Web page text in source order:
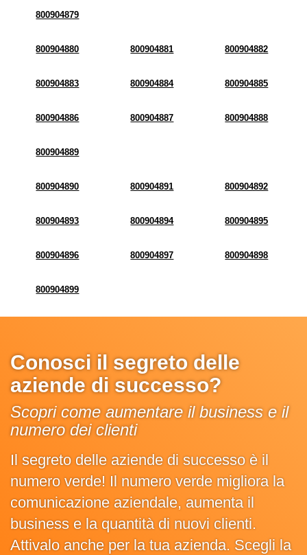
800904879
800904880 800904881 800904882
800904883 800904884 800904885
800904886 800904887 800904888
800904889
800904890 800904891 800904892
800904893 800904894 800904895
800904896 800904897 800904898
800904899
Conosci il segreto delle
aziende di successo?
Scopri come aumentare il business e il
numero dei clienti
Il segreto delle aziende di successo è il
numero verde! Il numero verde migliora la
comunicazione aziendale, aumenta il
business e la quantità di nuovi clienti.
Attivalo anche per la tua azienda. Scegli la